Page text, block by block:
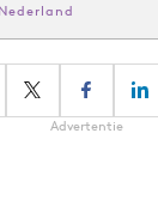
Advertentie